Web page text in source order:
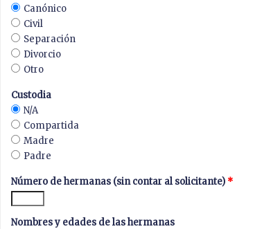
Canónico
Civil
Separación
Divorcio
Otro
Custodia
N/A
Compartida
Madre
Padre
Número de hermanas (sin contar al solicitante) *
Nombres y edades de las hermanas